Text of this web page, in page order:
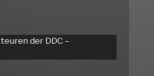
der DDC –